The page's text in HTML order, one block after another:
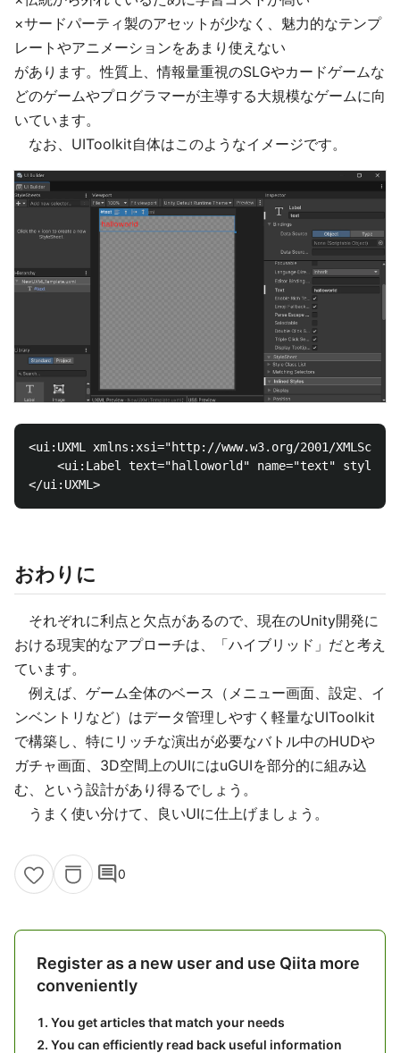
×サードパーティ製のアセットが少なく、魅力的なテンプ
レートやアニメーションをあまり使えない
があります。性質上、情報量重視のSLGやカードゲームな
どのゲームやプログラマーが主導する大規模なゲームに向
いています。
なお、UIToolkit自体はこのようなイメージです。
<ui:UXML xmlns:xsi="http://www.w3.org/2001/
<ui:Label text="halloworld" name="text"
おわりに
それぞれに利点と欠点があるので、現在のUnity開発に
おける現実的なアプローチは、「ハイブリッド」だと考え
ています。
例えば、ゲーム全体のベース（メニュー画面、設定、イ
ンベントリなど）はデータ管理しやすく軽量なUIToolkit
で構築し、特にリッチな演出が必要なバトル中のHUDや
ガチャ画面、3D空間上のUIにはuGUIを部分的に組み込
む、という設計があり得るでしょう。
うまく使い分けて、良いUIに仕上げましょう。
comment0
Register as a new user and use Qiita more
conveniently
You get articles that match your needs
You can efficiently read back useful information